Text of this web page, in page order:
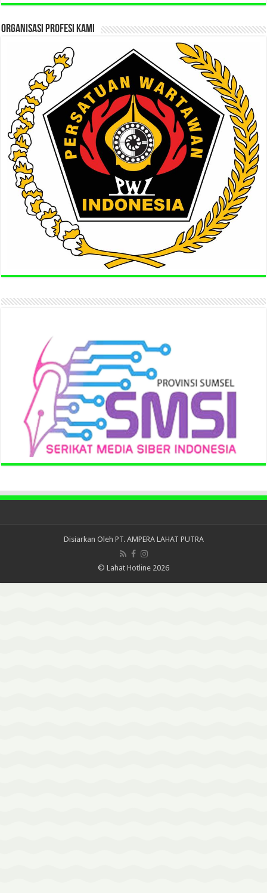
ORGANISASI PROFESI KAMI
Disiarkan Oleh PT. AMPERA LAHAT PUTRA
© Lahat Hotline 2026